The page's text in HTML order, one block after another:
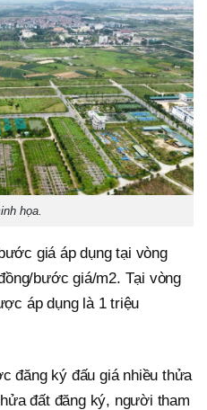
họa.
giá áp dụng tại vòng
bước giá/m2. Tại vòng
áp dụng là 1 triệu
đăng ký đấu giá nhiều thửa
đất đăng ký, người tham